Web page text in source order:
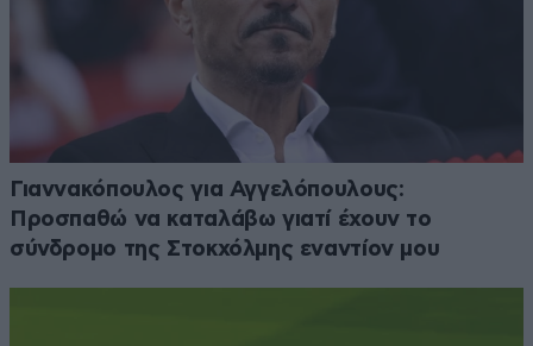
Γιαννακόπουλος για Αγγελόπουλους:
Προσπαθώ να καταλάβω γιατί έχουν το
σύνδρομο της Στοκχόλμης εναντίον μου